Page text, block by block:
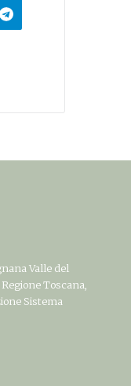
Valle del
Toscana,
Sistema